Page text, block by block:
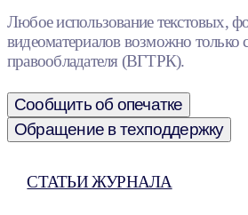
Любое использование текстовых,
видеоматериалов возможно только
правообладателя (ВГТРК).
Сообщить об опечатке
Обращение в техподдержку
СТАТЬИ ЖУРНАЛА